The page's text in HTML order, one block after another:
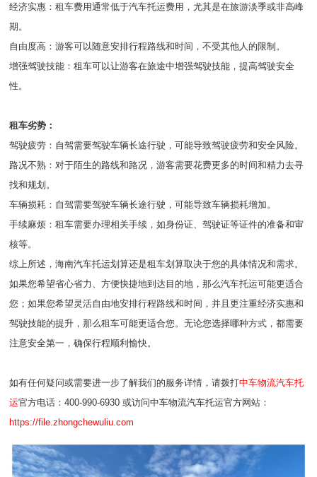
经济实惠：租车费用通常低于汽车托运费用，尤其是在旅游淡季或非高峰
期。
自由度高：游客可以随意安排行程路线和时间，不受其他人的限制。
增强驾驶技能：租车可以让游客在旅途中增强驾驶技能，提高驾驶安全
性。
租车劣势：
驾驶疲劳：自驾需要驾驶车辆长途行驶，可能导致驾驶疲劳和安全风险。
路况不熟：对于陌生的路线和路况，游客需要花费更多的时间和精力去寻
找和规划。
车辆损耗：自驾需要驾驶车辆长途行驶，可能导致车辆损耗增加。
手续麻烦：租车需要办理相关手续，如身份证、驾驶证等证件的准备和审
核等。
综上所述，海南汽车托运划算还是租车划算取决于您的具体情况和需求。
如果您希望省心省力、方便快捷地到达目的地，那么汽车托运可能更适合
您；如果您希望灵活自由地安排行程路线和时间，并且更注重经济实惠和
驾驶技能的提升，那么租车可能更适合您。无论您选择哪种方式，都需要
注意安全第一，确保行程顺利愉快。
如有任何疑问或需要进一步了解我们的服务详情，请拨打中车物流汽车托
运官方电话：400-990-6930 或访问中车物流汽车托运官方网站：
https://file.zhongchewuliu.com